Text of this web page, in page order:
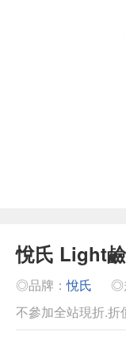
悅氏 Light
◎品牌：悅氏
◎
不參加全站現折.折